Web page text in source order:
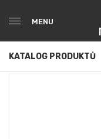
MENU
KATALOG PRODUKTŮ